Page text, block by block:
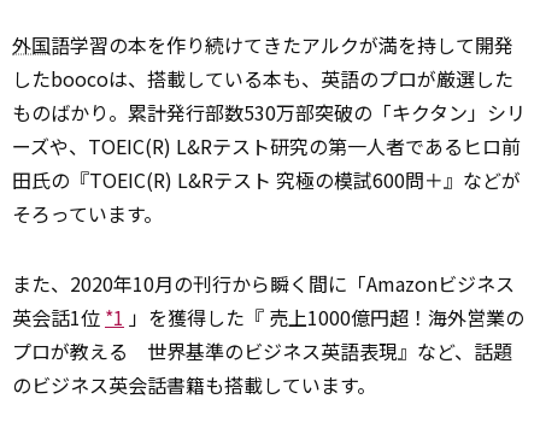
外国語学習の本を作り続けてきたアルクが満を持して開発
したboocoは、搭載している本も、英語のプロが厳選した
ものばかり。累計発行部数530万部突破の「キクタン」シリ
ーズや、TOEIC(R) L&Rテスト研究の第一人者であるヒロ前
田氏の『TOEIC(R) L&Rテスト 究極の模試600問＋』などが
そろっています。
また、2020年10月の刊行から瞬く間に「Amazonビジネス
英会話1位 *1 」を獲得した『 売上1000億円超！海外営業の
プロが教える 世界基準のビジネス英語表現』など、話題
のビジネス英会話書籍も搭載しています。